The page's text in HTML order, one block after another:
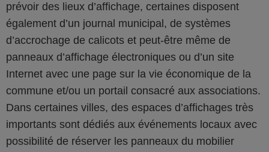
prévoir des lieux d’affichage, certaines disposent
également d’un journal municipal, de systèmes
d’accrochage de calicots et peut-être même de
panneaux d’affichage électroniques ou d’un site
Internet avec une page sur la vie économique de la
commune et/ou un portail consacré aux associations.
Dans certaines villes, des espaces d’affichages très
importants sont dédiés aux événements locaux avec
possibilité de réserver les panneaux du mobilier